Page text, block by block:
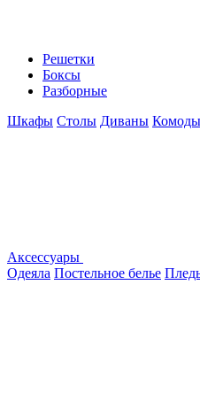
Решетки
Боксы
Разборные
Шкафы Столы Диваны Комоды
Аксессуары
Одеяла Постельное белье